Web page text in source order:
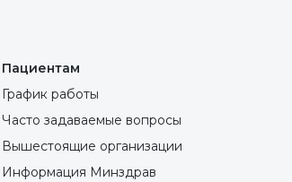
Пациентам
График работы
Часто задаваемые вопросы
Вышестоящие организации
Информация Минздрав